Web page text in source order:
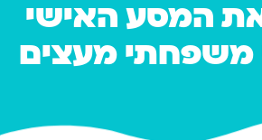
המסע האישי
משפחתי מעצים